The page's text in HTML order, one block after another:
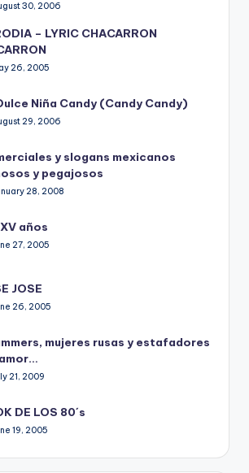
30, 2006
– LYRIC CHACARRON
26, 2005
Niña Candy (Candy Candy)
29, 2006
y slogans mexicanos
y pegajosos
28, 2008
años
27, 2005
JOSE
26, 2005
mujeres rusas y estafadores
21, 2009
DE LOS 80´s
19, 2005